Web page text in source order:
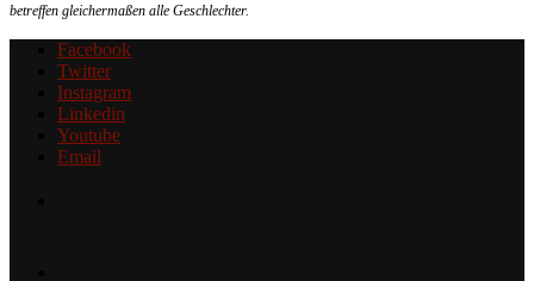
betreffen gleichermaßen alle Geschlechter.
Facebook
Twitter
Instagram
Linkedin
Youtube
Email